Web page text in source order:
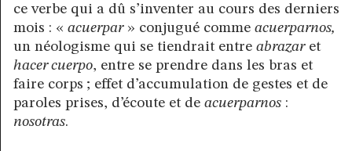
ce verbe qui a dû s’inventer au cours des derniers
mois : « acuerpar» conjugué comme acuerparnos,
un néologisme qui se tiendrait entre abrazaret
hacer cuerpo, entre se prendre dans les bras et
faire corps ; effet d’accumulation de gestes et de
paroles prises, d’écoute et de acuerparnos :
nosotras.